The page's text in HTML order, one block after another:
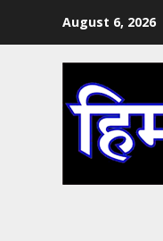
August 6, 2026